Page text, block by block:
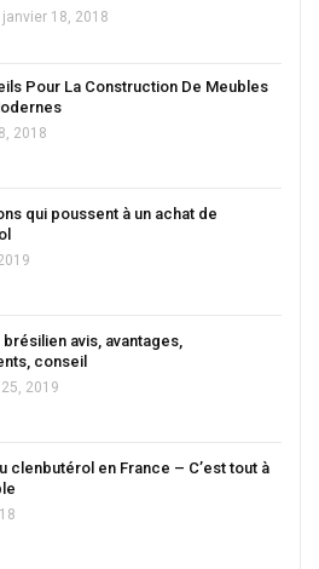
janvier 18, 2018
Pour La Construction De Meubles
2018
qui poussent à un achat de
avis, avantages,
conseil
2019
clenbutérol en France – C’est tout à